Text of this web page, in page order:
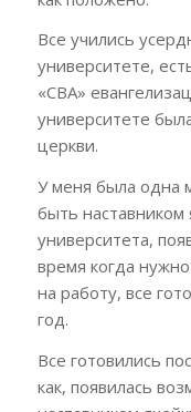
Все учились
университете,
«CBA»
университете
церкви.
У меня была одна
быть наставником
университета,
время когда
на работу, все
год.
Все готовились
как, появилась